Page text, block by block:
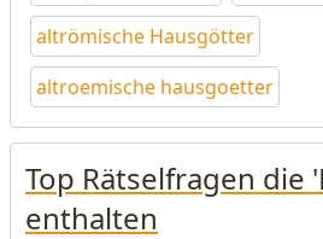
altrömische Hausgötter
altroemische hausgoetter
Top Rätselfragen die
enthalten